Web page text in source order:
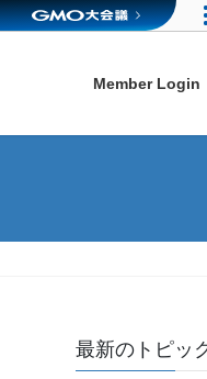
Member Login
最新のトピッ